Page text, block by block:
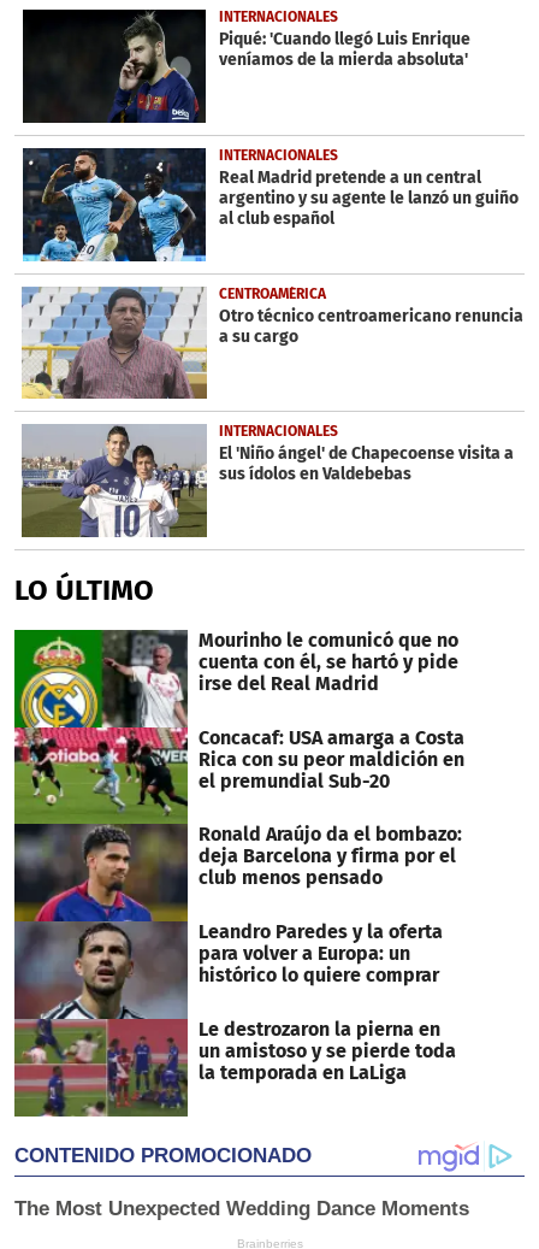
31
INTERNACIONALES
Piqué: 'Cuando llegó Luis Enrique
veníamos de la mierda absoluta'
INTERNACIONALES
Real Madrid pretende a un central
argentino y su agente le lanzó un guiño
al club español
CENTROAMÉRICA
Otro técnico centroamericano renuncia
a su cargo
INTERNACIONALES
El 'Niño ángel' de Chapecoense visita a
sus ídolos en Valdebebas
LO ÚLTIMO
Mourinho le comunicó que no
cuenta con él, se hartó y pide
irse del Real Madrid
Concacaf: USA amarga a Costa
Rica con su peor maldición en
el premundial Sub-20
Ronald Araújo da el bombazo:
deja Barcelona y firma por el
club menos pensado
Leandro Paredes y la oferta
para volver a Europa: un
histórico lo quiere comprar
Le destrozaron la pierna en
un amistoso y se pierde toda
la temporada en LaLiga